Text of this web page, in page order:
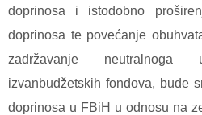
doprinosa i istodobno
doprinosa te povećanje
zadržavanje
izvanbudžetskih fondova, bude
doprinosa u FBiH u odnosu na